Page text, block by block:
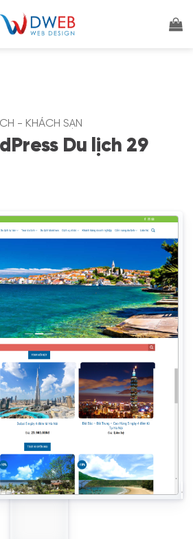
- KHÁCH SẠN
Du lịch 29